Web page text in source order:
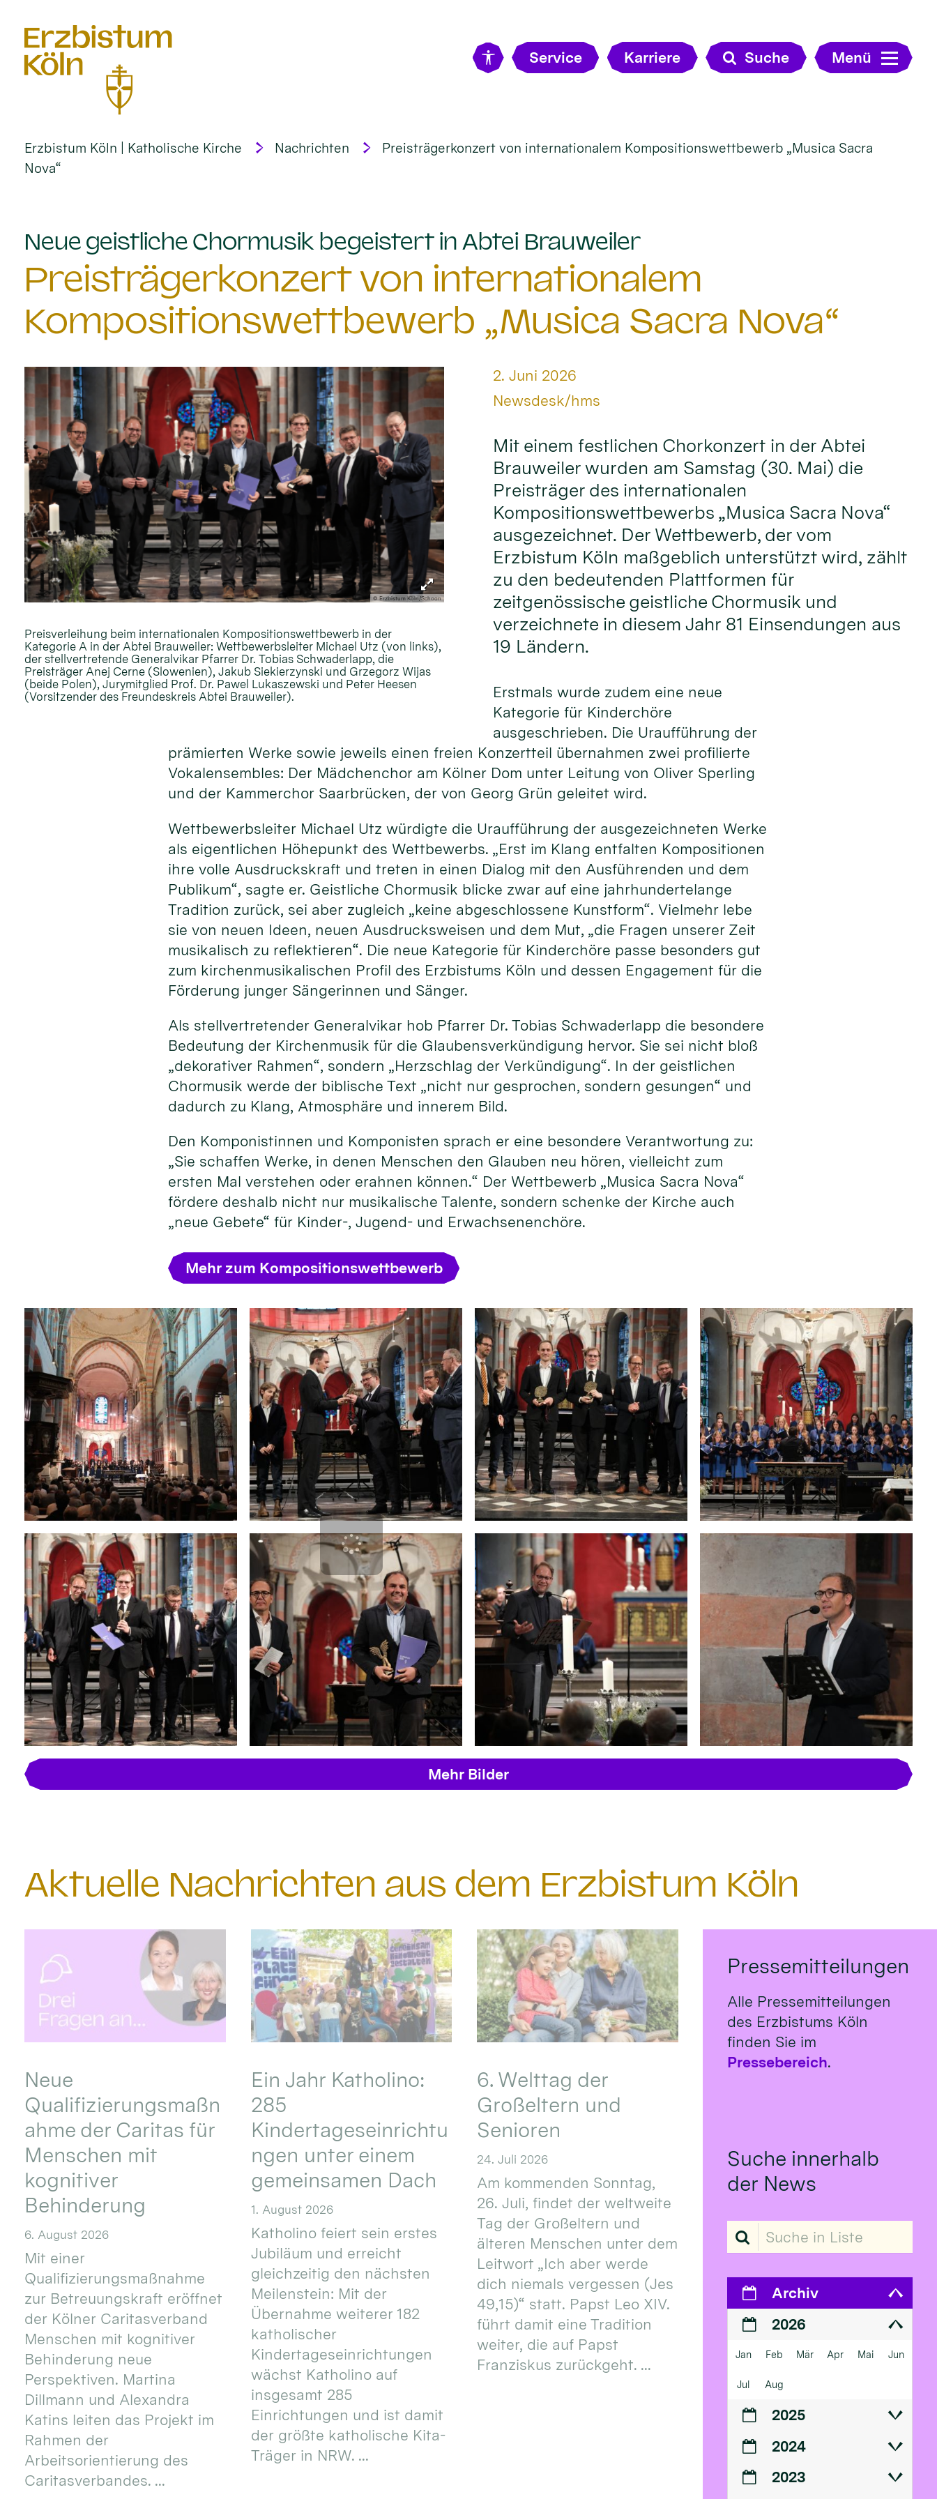
Service Karriere Suche Menü
Erzbistum Köln | Katholische Kirche Nachrichten
Preisträgerkonzert von internationalem Kompositionswettbewerb „Musica Sacra
Nova“
Neue geistliche Chormusik begeistert in Abtei Brauweiler:
Preisträgerkonzert von internationalem
Kompositionswettbewerb „Musica Sacra Nova“
© Erzbistum Köln/Schoon
Preisverleihung beim internationalen Kompositionswettbewerb in der
Kategorie A in der Abtei Brauweiler: Wettbewerbsleiter Michael Utz (von links),
der stellvertretende Generalvikar Pfarrer Dr. Tobias Schwaderlapp, die
Preisträger Anej Cerne (Slowenien), Jakub Siekierzynski und Grzegorz Wijas
(beide Polen), Jurymitglied Prof. Dr. Pawel Lukaszewski und Peter Heesen
(Vorsitzender des Freundeskreis Abtei Brauweiler).
Datum:
2. Juni 2026
Von:
Newsdesk/hms
Mit einem festlichen Chorkonzert in der Abtei
Brauweiler wurden am Samstag (30. Mai) die
Preisträger des internationalen
Kompositionswettbewerbs „Musica Sacra Nova“
ausgezeichnet. Der Wettbewerb, der vom
Erzbistum Köln maßgeblich unterstützt wird, zählt
zu den bedeutenden Plattformen für
zeitgenössische geistliche Chormusik und
verzeichnete in diesem Jahr 81 Einsendungen aus
19 Ländern.
Erstmals wurde zudem eine neue
Kategorie für Kinderchöre
ausgeschrieben. Die Uraufführung der
prämierten Werke sowie jeweils einen freien Konzertteil übernahmen zwei profilierte
Vokalensembles: Der Mädchenchor am Kölner Dom unter Leitung von Oliver Sperling
und der Kammerchor Saarbrücken, der von Georg Grün geleitet wird.
Wettbewerbsleiter Michael Utz würdigte die Uraufführung der ausgezeichneten Werke
als eigentlichen Höhepunkt des Wettbewerbs. „Erst im Klang entfalten Kompositionen
ihre volle Ausdruckskraft und treten in einen Dialog mit den Ausführenden und dem
Publikum“, sagte er. Geistliche Chormusik blicke zwar auf eine jahrhundertelange
Tradition zurück, sei aber zugleich „keine abgeschlossene Kunstform“. Vielmehr lebe
sie von neuen Ideen, neuen Ausdrucksweisen und dem Mut, „die Fragen unserer Zeit
musikalisch zu reflektieren“. Die neue Kategorie für Kinderchöre passe besonders gut
zum kirchenmusikalischen Profil des Erzbistums Köln und dessen Engagement für die
Förderung junger Sängerinnen und Sänger.
Als stellvertretender Generalvikar hob Pfarrer Dr. Tobias Schwaderlapp die besondere
Bedeutung der Kirchenmusik für die Glaubensverkündigung hervor. Sie sei nicht bloß
„dekorativer Rahmen“, sondern „Herzschlag der Verkündigung“. In der geistlichen
Chormusik werde der biblische Text „nicht nur gesprochen, sondern gesungen“ und
dadurch zu Klang, Atmosphäre und innerem Bild.
Den Komponistinnen und Komponisten sprach er eine besondere Verantwortung zu:
„Sie schaffen Werke, in denen Menschen den Glauben neu hören, vielleicht zum
ersten Mal verstehen oder erahnen können.“ Der Wettbewerb „Musica Sacra Nova“
fördere deshalb nicht nur musikalische Talente, sondern schenke der Kirche auch
„neue Gebete“ für Kinder-, Jugend- und Erwachsenenchöre.
Mehr zum Kompositionswettbewerb
Mehr Bilder
Aktuelle Nachrichten aus dem Erzbistum Köln
Neue
Qualifizierungsmaßn
ahme der Caritas für
Menschen mit
kognitiver
Behinderung
6. August 2026
Mit einer
Qualifizierungsmaßnahme
zur Betreuungskraft eröffnet
der Kölner Caritasverband
Menschen mit kognitiver
Behinderung neue
Perspektiven. Martina
Dillmann und Alexandra
Katins leiten das Projekt im
Rahmen der
Arbeitsorientierung des
Caritasverbandes. ...
Ein Jahr Katholino:
285
Kindertageseinrichtu
ngen unter einem
gemeinsamen Dach
1. August 2026
Katholino feiert sein erstes
Jubiläum und erreicht
gleichzeitig den nächsten
Meilenstein: Mit der
Übernahme weiterer 182
katholischer
Kindertageseinrichtungen
wächst Katholino auf
insgesamt 285
Einrichtungen und ist damit
der größte katholische Kita-
Träger in NRW. ...
6. Welttag der
Großeltern und
Senioren
24. Juli 2026
Am kommenden Sonntag,
26. Juli, findet der weltweite
Tag der Großeltern und
älteren Menschen unter dem
Leitwort „Ich aber werde
dich niemals vergessen (Jes
49,15)“ statt. Papst Leo XIV.
führt damit eine Tradition
weiter, die auf Papst
Franziskus zurückgeht. ...
Pressemitteilungen
Alle Pressemitteilungen
des Erzbistums Köln
finden Sie im
Pressebereich.
Suche innerhalb
der News
Suche in Liste
Archiv
2026
Jan Feb Mär Apr Mai Jun
Jul Aug
2025
2024
2023